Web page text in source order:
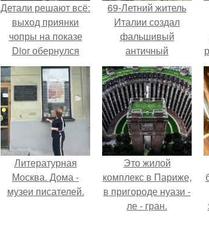
Детали решают всё:
выход приянки
чопры на показе
Dior обернулся
шквалом критики
из-за небрежного
пошива.
69-Летний житель
Италии создал
фальшивый
античный
амфитеатр и
долгое время
успешно выдавал
его за настоящее
историческое
наследие.
Литературная
Москва. Дома -
музеи писателей.
Это жилой
комплекс в Париже,
в пригороде нуази -
ле - гран.